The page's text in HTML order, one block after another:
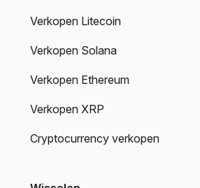
Verkopen Litecoin
Verkopen Solana
Verkopen Ethereum
Verkopen XRP
Cryptocurrency verkopen